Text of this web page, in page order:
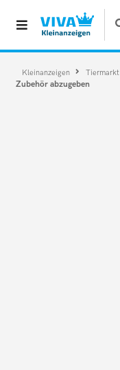
Kleinanzeigen Tiermarkt
Zubehör abzugeben